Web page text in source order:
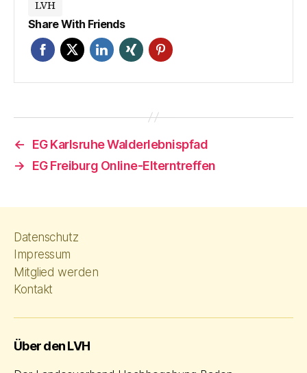
LVH
Share With Friends
←
EG Karlsruhe Walderlebnispfad
→
EG Freiburg Online-Elterntreffen
Datenschutz
Impressum
Mitglied werden
Kontakt
Über den LVH